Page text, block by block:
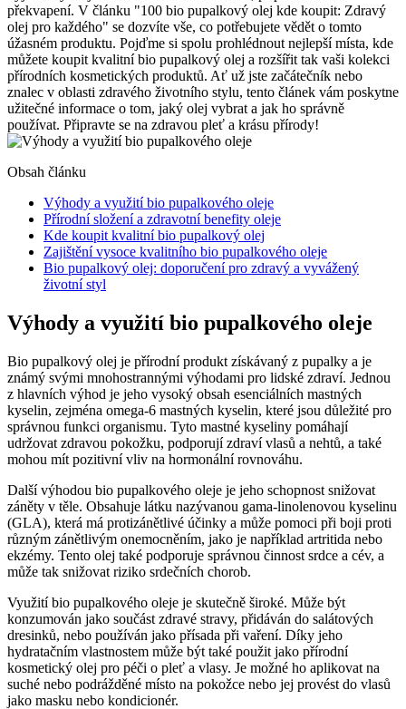
překvapení. V článku "100 bio pupalkový​ olej ⁤kde koupit:​ Zdravý
olej pro ‌každého" se dozvíte vše, co potřebujete vědět o tomto
úžasném produktu. Pojďme​ si spolu prohlédnout ⁢nejlepší‌ místa, kde
můžete koupit kvalitní bio‍ pupalkový⁤ olej ⁢a ‌rozšířit tak vaši‍ kolekci​
přírodních kosmetických produktů. Ať už jste začátečník nebo
znalec v oblasti zdravého životního stylu, tento článek vám⁢ poskytne‌
užitečné ⁢informace o ⁢tom, jaký olej⁣ vybrat‍ a jak ho správně
‌používat.⁣ Připravte se na zdravou pleť⁣ a krásu ‍přírody!
Obsah článku
Výhody‍ a využití bio pupalkového oleje
Přírodní složení ​a‌ zdravotní benefity oleje
Kde koupit kvalitní bio pupalkový ​olej
Zajištění vysoce kvalitního ⁤bio pupalkového oleje
Bio pupalkový olej: doporučení ‌pro zdravý ‍a vyvážený
‍životní styl
Výhody‍ a využití bio pupalkového oleje
Bio pupalkový olej je přírodní produkt získávaný z pupalky a je
známý svými mnohostrannými výhodami pro lidské⁤ zdraví. Jednou​
z hlavních ⁢výhod je ⁣jeho vysoký obsah esenciálních mastných
kyselin, zejména omega-6 mastných ⁢kyselin, které jsou důležité pro ​
správnou funkci organismu. Tyto mastné kyseliny ⁤pomáhají
udržovat zdravou ‍pokožku,​ podporují zdraví vlasů a nehtů, a také
mohou mít pozitivní vliv na hormonální rovnováhu.
Další výhodou bio pupalkového oleje je⁣ jeho schopnost⁣ snižovat
záněty⁢ v těle. Obsahuje látku ⁢nazývanou gama-linolenovou kyselinu
(GLA), která⁤ má ‍protizánětlivé účinky a​ může pomoci ​při‍ boji ⁢proti
různým zánětlivým onemocněním, jako je například artritida nebo
ekzémy. Tento olej také podporuje správnou činnost srdce a ⁢cév, a
může tak snižovat riziko ⁢srdečních chorob.
Využití bio⁤ pupalkového ⁣oleje je ⁤skutečně široké.‌ Může⁢ být
⁤konzumován jako součást zdravé stravy, ‌přidáván ⁢do ⁢salátových
dresinků,⁣ nebo používán jako ⁤přísada při vaření. Díky jeho
hydratačním vlastnostem‍ může⁤ být také použit jako přírodní
⁤kosmetický olej pro péči o‌ pleť a vlasy. Je možné ho aplikovat na
suché‌ nebo podrážděné místo na ⁣pokožce nebo jej provést do vlasů
jako‌ masku nebo kondicionér.